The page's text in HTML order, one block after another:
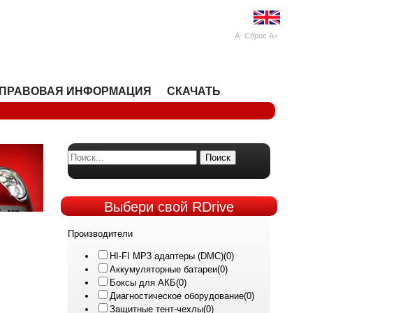
A- Сброс A+
ПРАВОВАЯ ИНФОРМАЦИЯ СКАЧАТЬ
Поиск
Выберисвой RDrive
Производители
HI-FI MP3 адаптеры (DMC)(0)
Аккумуляторные батареи(0)
Боксы для АКБ(0)
Диагностическое оборудование(0)
Защитные тент-чехлы(0)